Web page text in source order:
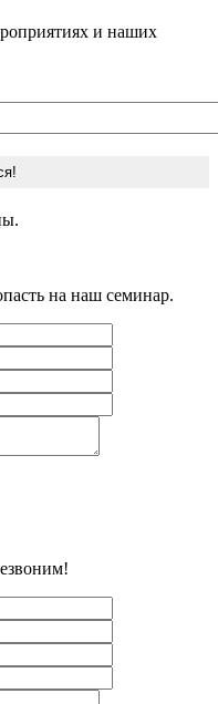
и наших
на наш семинар.